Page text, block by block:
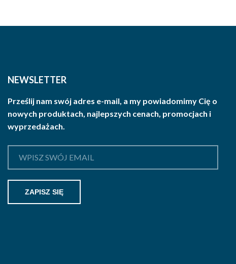
NEWSLETTER
Prześlij nam swój adres e-mail, a my powiadomimy Cię o
nowych produktach, najlepszych cenach, promocjach i
wyprzedażach.